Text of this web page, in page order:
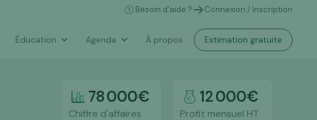
Besoin d'aide ? Connexion / Inscription
Éducation Agenda À propos Estimation gratuite
78 000€
Chiffre d'affaires
12 000€
Profit mensuel HT